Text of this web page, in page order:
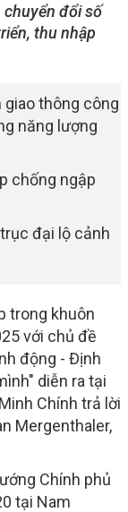
chuyển đổi số
thu nhập
giao thông công
năng lượng
chống ngập
đại lộ cảnh
trong khuôn
với chủ đề
động - Định
diễn ra tại
Chính trả lời
Mergenthaler,
Chính phủ
tại Nam